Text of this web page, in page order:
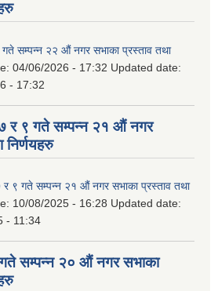
गते सम्पन्न २२ औं नगर सभाका प्रस्ताव तथा
04/06/2026 - 17:32 Updated date:
- 17:32
र ९ गते सम्पन्न २१ औं नगर
निर्णयहरु
र ९ गते सम्पन्न २१ औं नगर सभाका प्रस्ताव तथा
10/08/2025 - 16:28 Updated date:
- 11:34
सम्पन्न २० औं नगर सभाका